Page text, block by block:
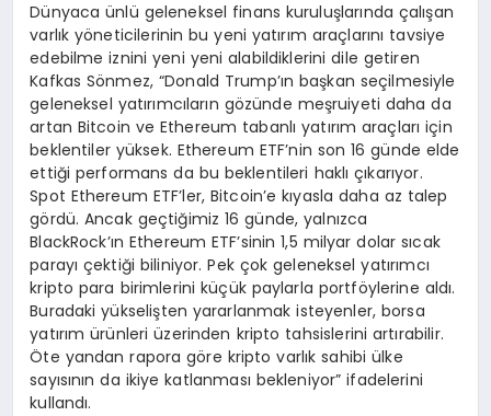
Dünyaca ünlü geleneksel finans kuruluşlarında çalışan
varlık yöneticilerinin bu yeni yatırım araçlarını tavsiye
edebilme iznini yeni yeni alabildiklerini dile getiren
Kafkas Sönmez, “Donald Trump’ın başkan seçilmesiyle
geleneksel yatırımcıların gözünde meşruiyeti daha da
artan Bitcoin ve Ethereum tabanlı yatırım araçları için
beklentiler yüksek. Ethereum ETF’nin son 16 günde elde
ettiği performans da bu beklentileri haklı çıkarıyor.
Spot Ethereum ETF’ler, Bitcoin’e kıyasla daha az talep
gördü. Ancak geçtiğimiz 16 günde, yalnızca
BlackRock’ın Ethereum ETF’sinin 1,5 milyar dolar sıcak
parayı çektiği biliniyor. Pek çok geleneksel yatırımcı
kripto para birimlerini küçük paylarla portföylerine aldı.
Buradaki yükselişten yararlanmak isteyenler, borsa
yatırım ürünleri üzerinden kripto tahsislerini artırabilir.
Öte yandan rapora göre kripto varlık sahibi ülke
sayısının da ikiye katlanması bekleniyor” ifadelerini
kullandı.